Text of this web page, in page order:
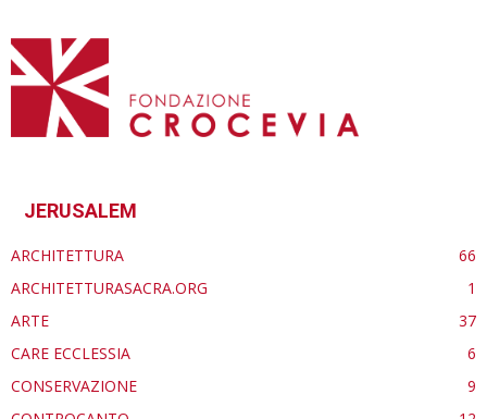
JERUSALEM
ARCHITETTURA
66
ARCHITETTURASACRA.ORG
1
ARTE
37
CARE ECCLESSIA
6
CONSERVAZIONE
9